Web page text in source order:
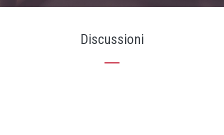
Discussioni